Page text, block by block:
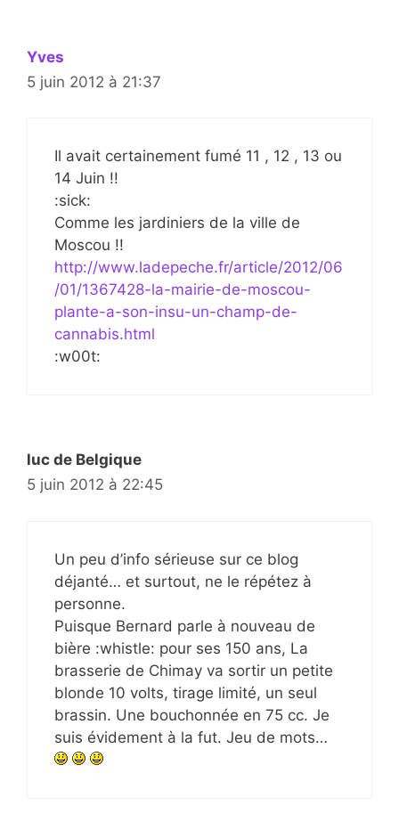
Yves
5 juin 2012 à 21:37
Il avait certainement fumé 11 , 12 , 13 ou
14 Juin !!
:sick:
Comme les jardiniers de la ville de
Moscou !!
http://www.ladepeche.fr/article/2012/06
/01/1367428-la-mairie-de-moscou-
plante-a-son-insu-un-champ-de-
cannabis.html
:w00t:
luc de Belgique
5 juin 2012 à 22:45
Un peu d’info sérieuse sur ce blog
déjanté… et surtout, ne le répétez à
personne.
Puisque Bernard parle à nouveau de
bière :whistle: pour ses 150 ans, La
brasserie de Chimay va sortir un petite
blonde 10 volts, tirage limité, un seul
brassin. Une bouchonnée en 75 cc. Je
suis évidement à la fut. Jeu de mots…